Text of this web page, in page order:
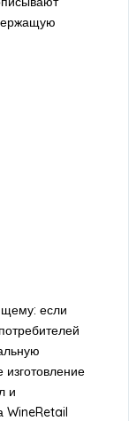
если
и
WineRetail